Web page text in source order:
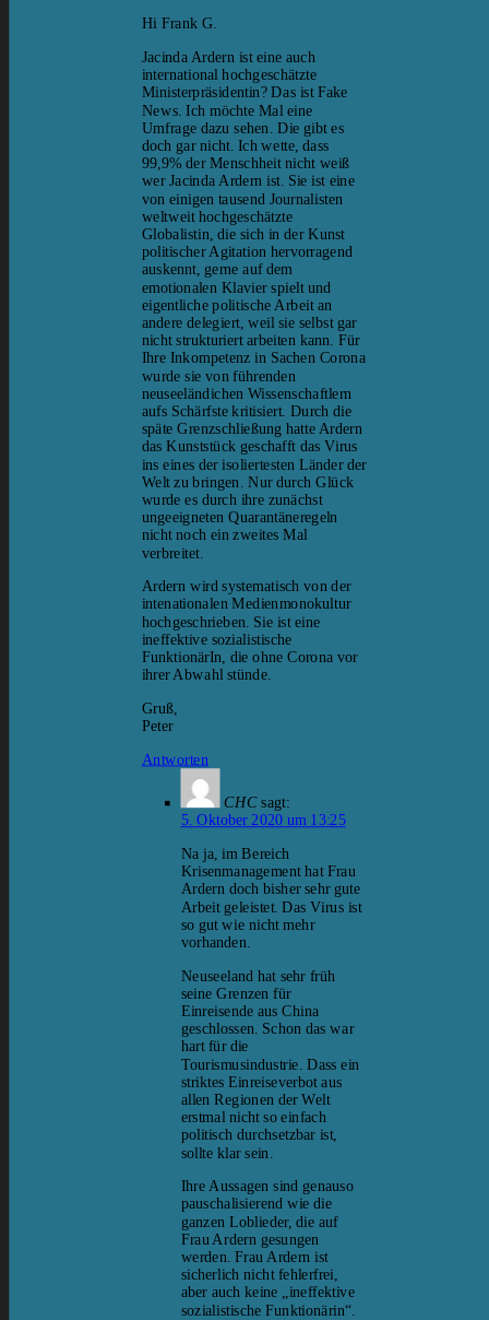
Hi Frank G.
Jacinda Ardern ist eine auch
international hochgeschätzte
Ministerpräsidentin? Das ist Fake
News. Ich möchte Mal eine
Umfrage dazu sehen. Die gibt es
doch gar nicht. Ich wette, dass
99,9% der Menschheit nicht weiß
wer Jacinda Ardern ist. Sie ist eine
von einigen tausend Journalisten
weltweit hochgeschätzte
Globalistin, die sich in der Kunst
politischer Agitation hervorragend
auskennt, gerne auf dem
emotionalen Klavier spielt und
eigentliche politische Arbeit an
andere delegiert, weil sie selbst gar
nicht strukturiert arbeiten kann. Für
Ihre Inkompetenz in Sachen Corona
wurde sie von führenden
neuseeländichen Wissenschaftlern
aufs Schärfste kritisiert. Durch die
späte Grenzschließung hatte Ardern
das Kunststück geschafft das Virus
ins eines der isoliertesten Länder der
Welt zu bringen. Nur durch Glück
wurde es durch ihre zunächst
ungeeigneten Quarantäneregeln
nicht noch ein zweites Mal
verbreitet.
Ardern wird systematisch von der
intenationalen Medienmonokultur
hochgeschrieben. Sie ist eine
ineffektive sozialistische
FunktionärIn, die ohne Corona vor
ihrer Abwahl stünde.
Gruß,
Peter
Antworten
CHC sagt:
5. Oktober 2020 um 13:25
Na ja, im Bereich
Krisenmanagement hat Frau
Ardern doch bisher sehr gute
Arbeit geleistet. Das Virus ist
so gut wie nicht mehr
vorhanden.
Neuseeland hat sehr früh
seine Grenzen für
Einreisende aus China
geschlossen. Schon das war
hart für die
Tourismusindustrie. Dass ein
striktes Einreiseverbot aus
allen Regionen der Welt
erstmal nicht so einfach
politisch durchsetzbar ist,
sollte klar sein.
Ihre Aussagen sind genauso
pauschalisierend wie die
ganzen Loblieder, die auf
Frau Ardern gesungen
werden. Frau Ardern ist
sicherlich nicht fehlerfrei,
aber auch keine „ineffektive
sozialistische Funktionärin“.